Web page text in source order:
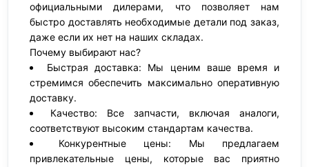
официальными дилерами, что позволяет нам
быстро доставлять необходимые детали под заказ,
даже если их нет на наших складах.
Почему выбирают нас?
Быстрая доставка: Мы ценим ваше время и
стремимся обеспечить максимально оперативную
доставку.
Качество: Все запчасти, включая аналоги,
соответствуют высоким стандартам качества.
Конкурентные цены: Мы предлагаем
привлекательные цены, которые вас приятно